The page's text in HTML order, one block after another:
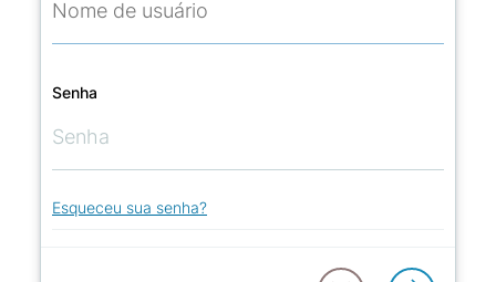
Senha
Esqueceu sua senha?